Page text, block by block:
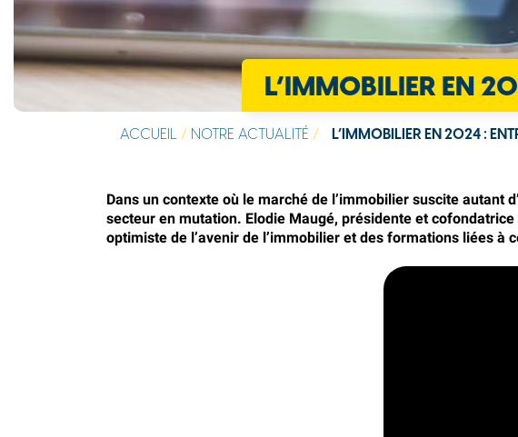
L’IMMOBILIER EN
ACCUEIL / NOTRE ACTUALITÉ / L’IMMOBILIER EN 2024 :
Dans un contexte où le marché de l’immobilier suscite autant
secteur en mutation. Elodie Maugé, présidente et
optimiste de l’avenir de l’immobilier et des formations liées à